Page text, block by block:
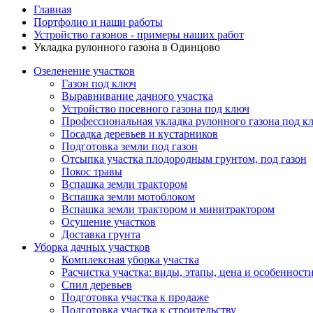
Главная
Портфолио и наши работы
Устройство газонов - примеры наших работ
Укладка рулонного газона в Одинцово
Озеленение участков
Газон под ключ
Выравнивание дачного участка
Устройство посевного газона под ключ
Профессиональная укладка рулонного газона под
Посадка деревьев и кустарников
Подготовка земли под газон
Отсыпка участка плодородным грунтом, под газон
Покос травы
Вспашка земли трактором
Вспашка земли мотоблоком
Вспашка земли трактором и минитрактором
Осушение участков
Доставка грунта
Уборка дачных участков
Комплексная уборка участка
Расчистка участка: виды, этапы, цена и
Спил деревьев
Подготовка участка к продаже
Подготовка участка к строительству